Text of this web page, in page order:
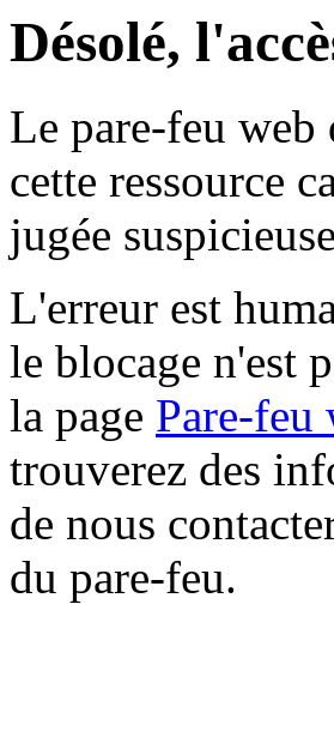
Désolé,
Le pare-feu web
cette ressource
jugée
L'erreur est
le blocage n'est
la page Pare-feu
trouverez des
de nous
du pare-feu.